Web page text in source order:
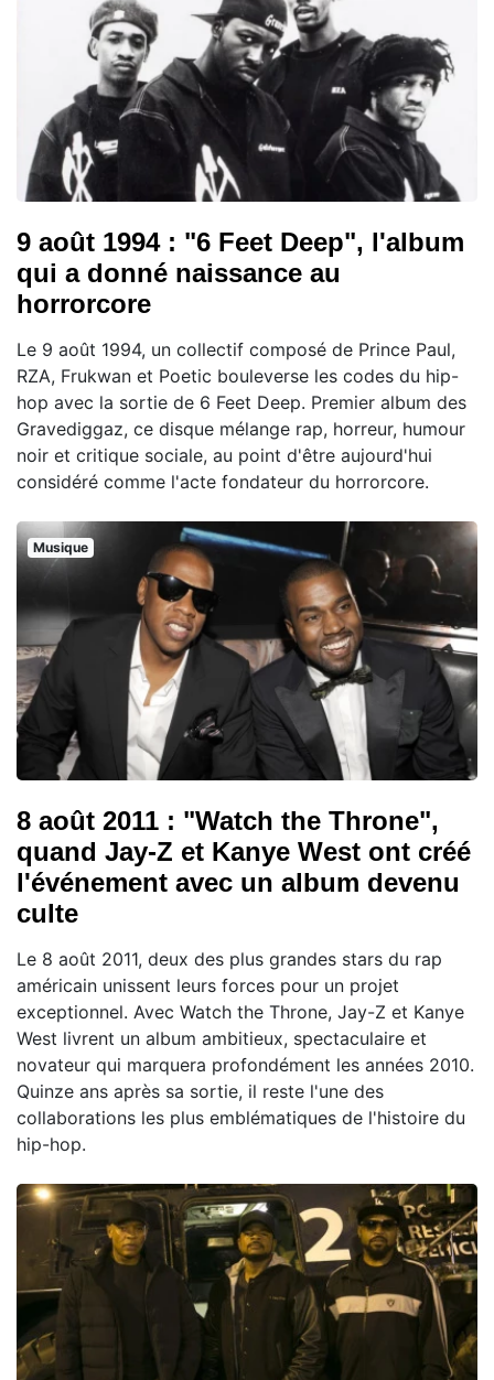
9 août 1994 : "6 Feet Deep", l'album
qui a donné naissance au
horrorcore
Le 9 août 1994, un collectif composé de Prince Paul,
RZA, Frukwan et Poetic bouleverse les codes du hip-
hop avec la sortie de 6 Feet Deep. Premier album des
Gravediggaz, ce disque mélange rap, horreur, humour
noir et critique sociale, au point d'être aujourd'hui
considéré comme l'acte fondateur du horrorcore.
Musique
8 août 2011 : "Watch the Throne",
quand Jay-Z et Kanye West ont créé
l'événement avec un album devenu
culte
Le 8 août 2011, deux des plus grandes stars du rap
américain unissent leurs forces pour un projet
exceptionnel. Avec Watch the Throne, Jay-Z et Kanye
West livrent un album ambitieux, spectaculaire et
novateur qui marquera profondément les années 2010.
Quinze ans après sa sortie, il reste l'une des
collaborations les plus emblématiques de l'histoire du
hip-hop.